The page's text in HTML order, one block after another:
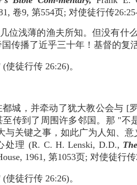
卷9, 第554页; 对使徒行传
位浅薄的渔夫所知。但没有什
传播了近乎三十年！基督的复
徒行传 26:26)。
城，并牵动了犹大教公会与 [
传到了周围许多邻国。那 "
与关键之事，如此广为人知、
理 (R. C. H. Lenski, D.D.,
1961, 第1053页; 对使徒行传
徒行传 26:26)。